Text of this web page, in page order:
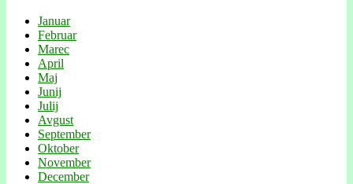
Januar
Februar
Marec
April
Maj
Junij
Julij
Avgust
September
Oktober
November
December